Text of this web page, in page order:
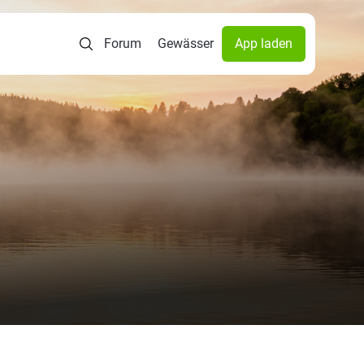
Forum Gewässer App laden